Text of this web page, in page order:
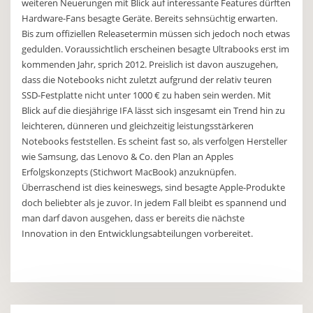
weiteren Neuerungen mit Blick auf interessante Features dürften
Hardware-Fans besagte Geräte. Bereits sehnsüchtig erwarten.
Bis zum offiziellen Releasetermin müssen sich jedoch noch etwas
gedulden. Voraussichtlich erscheinen besagte Ultrabooks erst im
kommenden Jahr, sprich 2012. Preislich ist davon auszugehen,
dass die Notebooks nicht zuletzt aufgrund der relativ teuren
SSD-Festplatte nicht unter 1000 € zu haben sein werden. Mit
Blick auf die diesjährige IFA lässt sich insgesamt ein Trend hin zu
leichteren, dünneren und gleichzeitig leistungsstärkeren
Notebooks feststellen. Es scheint fast so, als verfolgen Hersteller
wie Samsung, das Lenovo & Co. den Plan an Apples
Erfolgskonzepts (Stichwort MacBook) anzuknüpfen.
Überraschend ist dies keineswegs, sind besagte Apple-Produkte
doch beliebter als je zuvor. In jedem Fall bleibt es spannend und
man darf davon ausgehen, dass er bereits die nächste
Innovation in den Entwicklungsabteilungen vorbereitet.